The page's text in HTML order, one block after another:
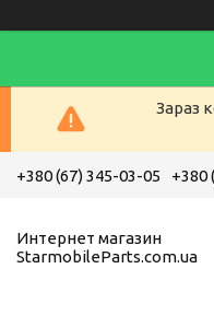
Зараз
+380 (67) 345-03-05 +380
Интернет магазин
StarmobileParts.com.ua